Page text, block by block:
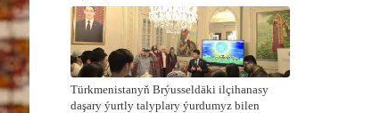
Türkmenistanyň Brýusseldäki ilçihanasy
daşary ýurtly talyplary ýurdumyz bilen